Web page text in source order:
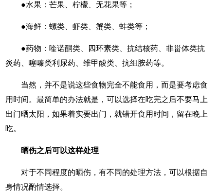
●水果：芒果、柠檬、无花果等；
●海鲜：螺类、虾类、蟹类、蚌类等；
●药物：喹诺酮类、四环素类、抗结核药、非甾体类抗
炎药、噻嗪类利尿药、维甲酸类、抗组胺药等。
当然，并不是说这些食物完全不能食用，而是要考虑食
用时间。最简单的办法就是，可以选择在吃完之后不要马上
出门晒太阳，如果着实要出门，就错开食用时间，留在晚上
吃。
晒伤之后可以这样处理
对于不同程度的晒伤，有不同的处理方法，可以根据自
身情况酌情选择。